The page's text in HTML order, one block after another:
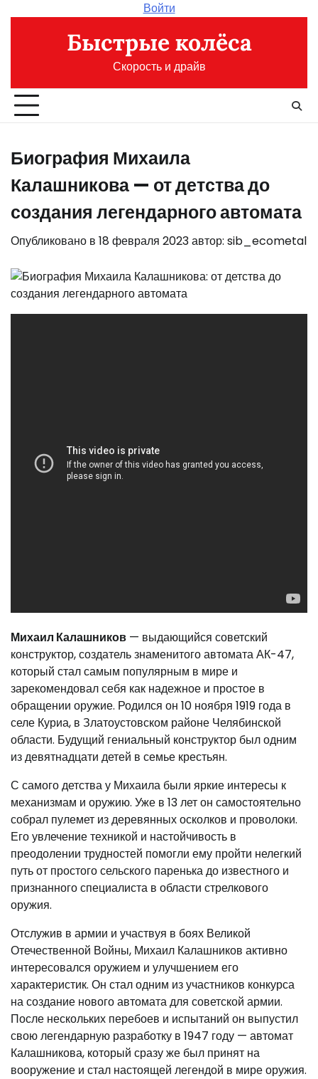
содержимому
Войти
Быстрые колёса
Скорость и драйв
Биография Михаила
Калашникова — от детства до
создания легендарного автомата
Опубликовано в 18 февраля 2023автор: sib_ecometal
Михаил Калашников — выдающийся советский
конструктор, создатель знаменитого автомата АК-47,
который стал самым популярным в мире и
зарекомендовал себя как надежное и простое в
обращении оружие. Родился он 10 ноября 1919 года в
селе Куриа, в Златоустовском районе Челябинской
области. Будущий гениальный конструктор был одним
из девятнадцати детей в семье крестьян.
С самого детства у Михаила были яркие интересы к
механизмам и оружию. Уже в 13 лет он самостоятельно
собрал пулемет из деревянных осколков и проволоки.
Его увлечение техникой и настойчивость в
преодолении трудностей помогли ему пройти нелегкий
путь от простого сельского паренька до известного и
признанного специалиста в области стрелкового
оружия.
Отслужив в армии и участвуя в боях Великой
Отечественной Войны, Михаил Калашников активно
интересовался оружием и улучшением его
характеристик. Он стал одним из участников конкурса
на создание нового автомата для советской армии.
После нескольких перебоев и испытаний он выпустил
свою легендарную разработку в 1947 году — автомат
Калашникова, который сразу же был принят на
вооружение и стал настоящей легендой в мире оружия.